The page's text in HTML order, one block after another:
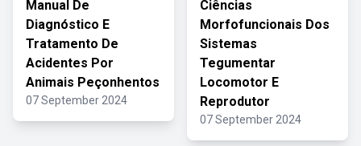
Manual De
Diagnóstico E
Tratamento De
Acidentes Por
Animais Peçonhentos
07 September 2024
Ciências
Morfofuncionais Dos
Sistemas
Tegumentar
Locomotor E
Reprodutor
07 September 2024